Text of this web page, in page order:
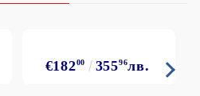
€18200 35596лв.